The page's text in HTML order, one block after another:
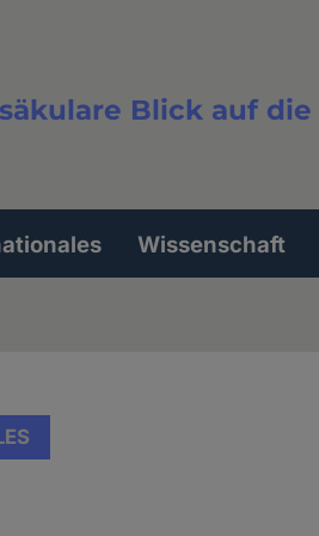
Blick auf
Wissenschaft